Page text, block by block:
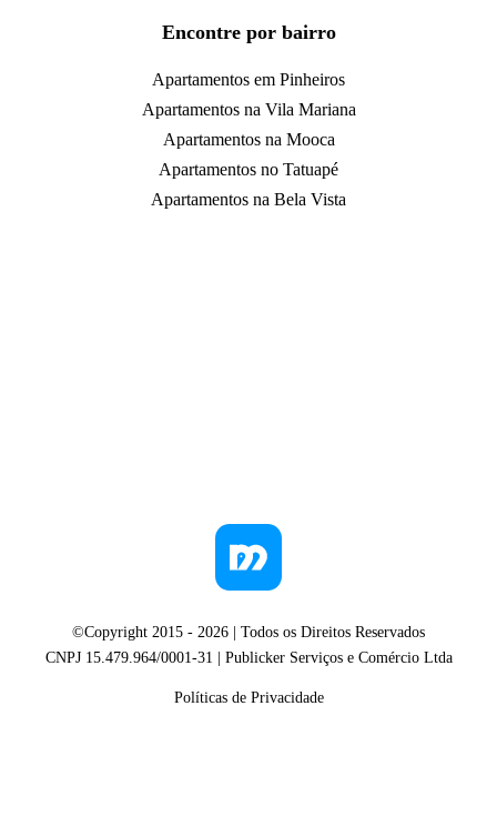
Encontre por bairro
Apartamentos em Pinheiros
Apartamentos na Vila Mariana
Apartamentos na Mooca
Apartamentos no Tatuapé
Apartamentos na Bela Vista
©Copyright 2015 - 2026 | Todos os Direitos Reservados
CNPJ 15.479.964/0001-31 | Publicker Serviços e Comércio Ltda
Políticas de Privacidade